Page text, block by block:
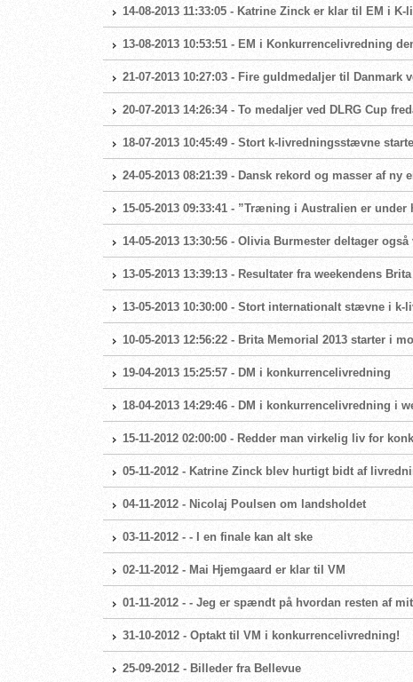
14-08-2013 11:33:05 - Katrine Zinck er klar til EM i K-
13-08-2013 10:53:51 - EM i Konkurrencelivredning
21-07-2013 10:27:03 - Fire guldmedaljer til Danmark
20-07-2013 14:26:34 - To medaljer ved DLRG Cup
18-07-2013 10:45:49 - Stort k-livredningsstævne
24-05-2013 08:21:39 - Dansk rekord og masser af ny
15-05-2013 09:33:41 - ”Træning i Australien er
14-05-2013 13:30:56 - Olivia Burmester deltager
13-05-2013 13:39:13 - Resultater fra weekendens
13-05-2013 10:30:00 - Stort internationalt stævne i k-
10-05-2013 12:56:22 - Brita Memorial 2013 starter i
19-04-2013 15:25:57 - DM i konkurrencelivredning
18-04-2013 14:29:46 - DM i konkurrencelivredning i
15-11-2012 02:00:00 - Redder man virkelig liv for
05-11-2012 - Katrine Zinck blev hurtigt bidt af
04-11-2012 - Nicolaj Poulsen om landsholdet
03-11-2012 - - I en finale kan alt ske
02-11-2012 - Mai Hjemgaard er klar til VM
01-11-2012 - - Jeg er spændt på hvordan resten af
31-10-2012 - Optakt til VM i konkurrencelivredning!
25-09-2012 - Billeder fra Bellevue